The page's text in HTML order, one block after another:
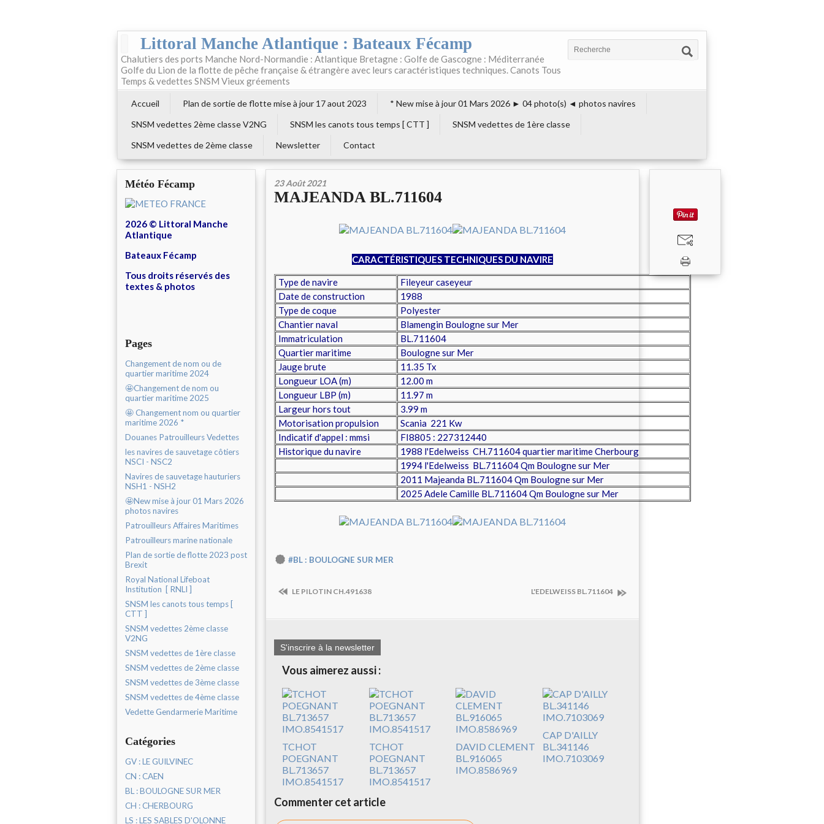
Littoral Manche Atlantique : Bateaux Fécamp
Chalutiers des ports Manche Nord-Normandie : Atlantique Bretagne : Golfe de Gascogne : Méditerranée
Golfe du Lion de la flotte de pêche française & étrangère avec leurs caractéristiques techniques. Canots Tous
Temps & vedettes SNSM Vieux gréements
Accueil Plan de sortie de flotte mise à jour 17 aout 2023
* New mise à jour 01 Mars 2026 ► 04 photo(s) ◄ photos navires
SNSM vedettes 2ème classe V2NG
SNSM les canots tous temps [ CTT ]
SNSM vedettes de 1ère classe
SNSM vedettes de 2ème classe
Newsletter Contact
Météo Fécamp
2026 © Littoral Manche
Atlantique
Bateaux Fécamp
Tous droits réservés des
textes & photos
Pages
Changement de nom ou de
quartier maritime 2024
🤩Changement de nom ou
quartier maritime 2025
🤩 Changement nom ou quartier
maritime 2026 *
Douanes Patrouilleurs Vedettes
les navires de sauvetage côtiers
NSCI - NSC2
Navires de sauvetage hauturiers
NSH1 - NSH2
🤩New mise à jour 01 Mars 2026
photos navires
Patrouilleurs Affaires Maritimes
Patrouilleurs marine nationale
Plan de sortie de flotte 2023 post
Brexit
Royal National Lifeboat
Institution [ RNLI ]
SNSM les canots tous temps [
CTT ]
SNSM vedettes 2ème classe
V2NG
SNSM vedettes de 1ère classe
SNSM vedettes de 2ème classe
SNSM vedettes de 3ème classe
SNSM vedettes de 4ème classe
Vedette Gendarmerie Maritime
Catégories
GV : LE GUILVINEC
CN : CAEN
BL : BOULOGNE SUR MER
CH : CHERBOURG
LS : LES SABLES D'OLONNE
23 Août 2021
MAJEANDA BL.711604
CARACTÉRISTIQUES TECHNIQUES DU NAVIRE
Type de navire
Fileyeur caseyeur
Date de construction
1988
Type de coque
Polyester
Chantier naval
Blamengin Boulogne sur Mer
Immatriculation
BL.711604
Quartier maritime
Boulogne sur Mer
Jauge brute
11.35 Tx
Longueur LOA (m)
12.00 m
Longueur LBP (m)
11.97 m
Largeur hors tout
3.99 m
Motorisation propulsion
Scania 221 Kw
Indicatif d'appel : mmsi
FI8805 : 227312440
Historique du navire
1988 l'Edelweiss CH.711604 quartier maritime Cherbourg
1994 l'Edelweiss BL.711604 Qm Boulogne sur Mer
2011 Majeanda BL.711604 Qm Boulogne sur Mer
2025 Adele Camille BL.711604 Qm Boulogne sur Mer
#BL : BOULOGNE SUR MER
LE PILOTIN CH.491638 L'EDELWEISS BL.711604
S'inscrire à la newsletter
Vous aimerez aussi :
TCHOT
POEGNANT
BL.713657
IMO.8541517
TCHOT
POEGNANT
BL.713657
IMO.8541517
DAVID CLEMENT
BL.916065
IMO.8586969
CAP D'AILLY
BL.341146
IMO.7103069
Commenter cet article